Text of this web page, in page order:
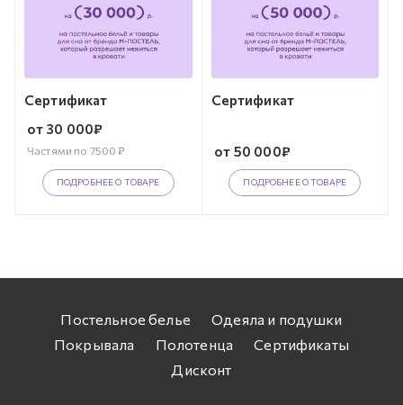
Сертификат
от 30 000₽
Частями по 7500 ₽
ПОДРОБНЕЕ О ТОВАРЕ
Сертификат
от 50 000₽
ПОДРОБНЕЕ О ТОВАРЕ
Постельное белье
Одеяла и подушки
Покрывала
Полотенца
Сертификаты
Дисконт